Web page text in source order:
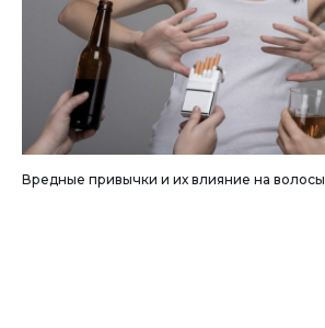
Вредные привычки и их влияние на волосы